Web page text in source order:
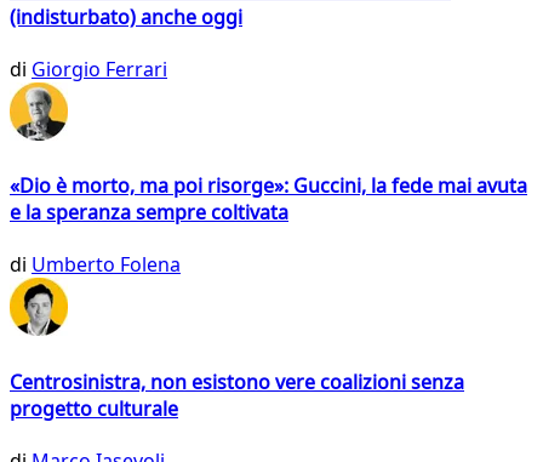
(indisturbato) anche oggi
di Giorgio Ferrari
«Dio è morto, ma poi risorge»: Guccini, la fede mai avuta
e la speranza sempre coltivata
di Umberto Folena
Centrosinistra, non esistono vere coalizioni senza
progetto culturale